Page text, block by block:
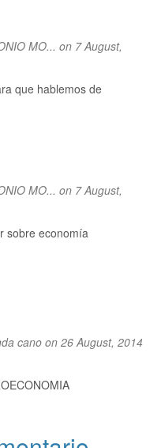
MO... on 7 August,
que hablemos de
MO... on 7 August,
sobre economía
canoon 26 August, 2014